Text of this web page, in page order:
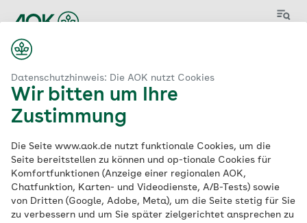
Datenschutzhinweis: Die AOK nutzt Cookies
Wir bitten um Ihre
Zustimmung
Die Seite www.aok.de nutzt funktionale Cookies, um die
Seite bereitstellen zu können und op-tionale Cookies für
Komfortfunktionen (Anzeige einer regionalen AOK,
Chatfunktion, Karten- und Videodienste, A/B-Tests) sowie
von Dritten (Google, Adobe, Meta), um die Seite stetig für Sie
zu verbessern und um Sie später zielgerichtet ansprechen zu
Aktuelle
Stellenangeboteder
AOK